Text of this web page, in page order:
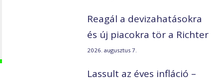
Reagál a devizahatásokra
és új piacokra tör a Richter
2026. augusztus 7.
Lassult az éves infláció –